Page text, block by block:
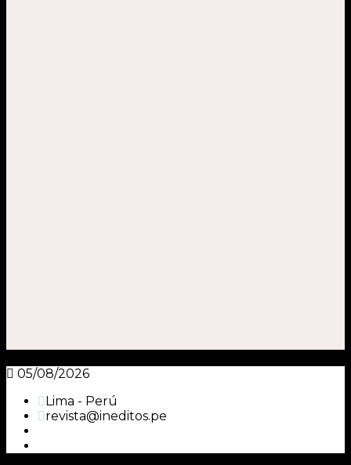
05/08/2026
Lima - Perú
revista@ineditos.pe